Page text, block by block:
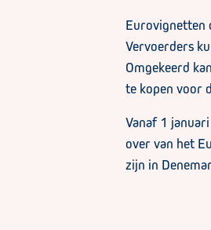
Eurovignetten
Vervoerders
Omgekeerd
te kopen voor
Vanaf 1
over van het
zijn in